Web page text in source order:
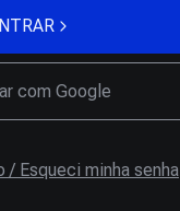
com Google
/ Esqueci minha senha